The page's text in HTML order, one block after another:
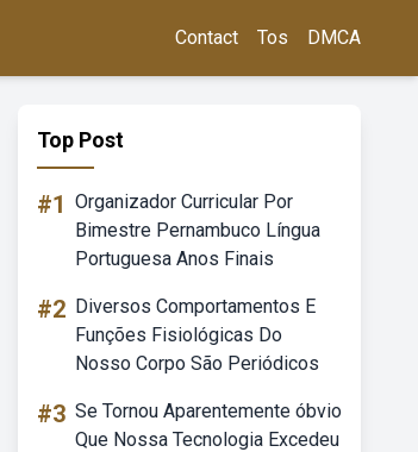
Contact Tos DMCA
Top Post
#1 Organizador Curricular Por
Bimestre Pernambuco Língua
Portuguesa Anos Finais
#2 Diversos Comportamentos E
Funções Fisiológicas Do
Nosso Corpo São Periódicos
#3 Se Tornou Aparentemente óbvio
Que Nossa Tecnologia Excedeu